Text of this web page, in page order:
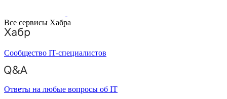
Все сервисы Хабра
Сообщество IT-специалистов
Ответы на любые вопросы об IT